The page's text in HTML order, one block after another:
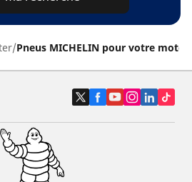
Pneus MICHELIN pour votre moto